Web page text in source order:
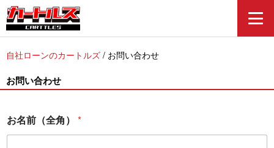
自社ローンのカートルズ / お問い合わせ
お問い合わせ
お名前（全角） *